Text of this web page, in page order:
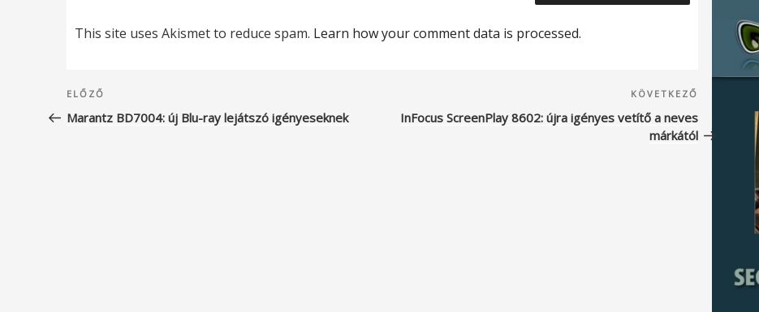
This site uses Akismet to reduce spam. Learn how your comment data is processed.
Bejegyzés
navigáció
Korábbi
bejegyzés
ELŐZŐ
Marantz BD7004: új Blu-ray lejátszó igényeseknek
bejegyzés
KÖVETKEZŐ
InFocus ScreenPlay 8602: újra igényes vetítő a neves
márkától